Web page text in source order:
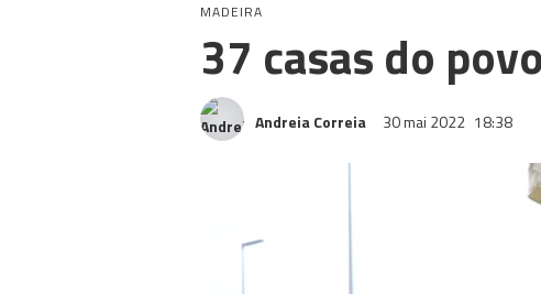
MADEIRA
37 casas do
Andreia Correia 30 mai 2022 18:38